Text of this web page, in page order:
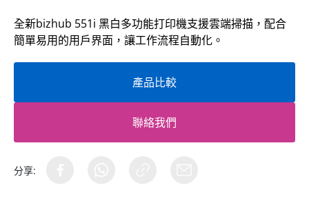
全新bizhub 551i 黑白多功能打印機支援雲端掃描，配合
簡單易用的用戶界面，讓工作流程自動化。
產品比較
聯絡我們
分享: